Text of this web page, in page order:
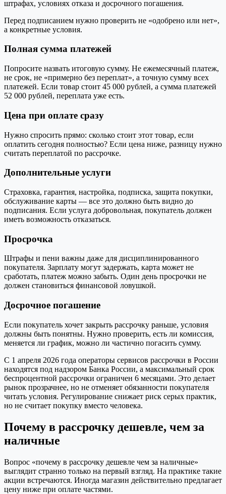
штрафах, условиях отказа и досрочного погашения.
Перед подписанием нужно проверить не «одобрено или нет»,
а конкретные условия.
Полная сумма платежей
Попросите назвать итоговую сумму. Не ежемесячный платеж,
не срок, не «примерно без переплат», а точную сумму всех
платежей. Если товар стоит 45 000 рублей, а сумма платежей
52 000 рублей, переплата уже есть.
Цена при оплате сразу
Нужно спросить прямо: сколько стоит этот товар, если
оплатить сегодня полностью? Если цена ниже, разницу нужно
считать переплатой по рассрочке.
Дополнительные услуги
Страховка, гарантия, настройка, подписка, защита покупки,
обслуживание карты — все это должно быть видно до
подписания. Если услуга добровольная, покупатель должен
иметь возможность отказаться.
Просрочка
Штрафы и пени важны даже для дисциплинированного
покупателя. Зарплату могут задержать, карта может не
сработать, платеж можно забыть. Один день просрочки не
должен становиться финансовой ловушкой.
Досрочное погашение
Если покупатель хочет закрыть рассрочку раньше, условия
должны быть понятны. Нужно проверить, есть ли комиссия,
меняется ли график, можно ли частично погасить сумму.
С 1 апреля 2026 года операторы сервисов рассрочки в России
находятся под надзором Банка России, а максимальный срок
беспроцентной рассрочки ограничен 6 месяцами. Это делает
рынок прозрачнее, но не отменяет обязанности покупателя
читать условия. Регулирование снижает риск серых практик,
но не считает покупку вместо человека.
Почему в рассрочку дешевле, чем за
наличные
Вопрос «почему в рассрочку дешевле чем за наличные»
выглядит странно только на первый взгляд. На практике такие
акции встречаются. Иногда магазин действительно предлагает
цену ниже при оплате частями.